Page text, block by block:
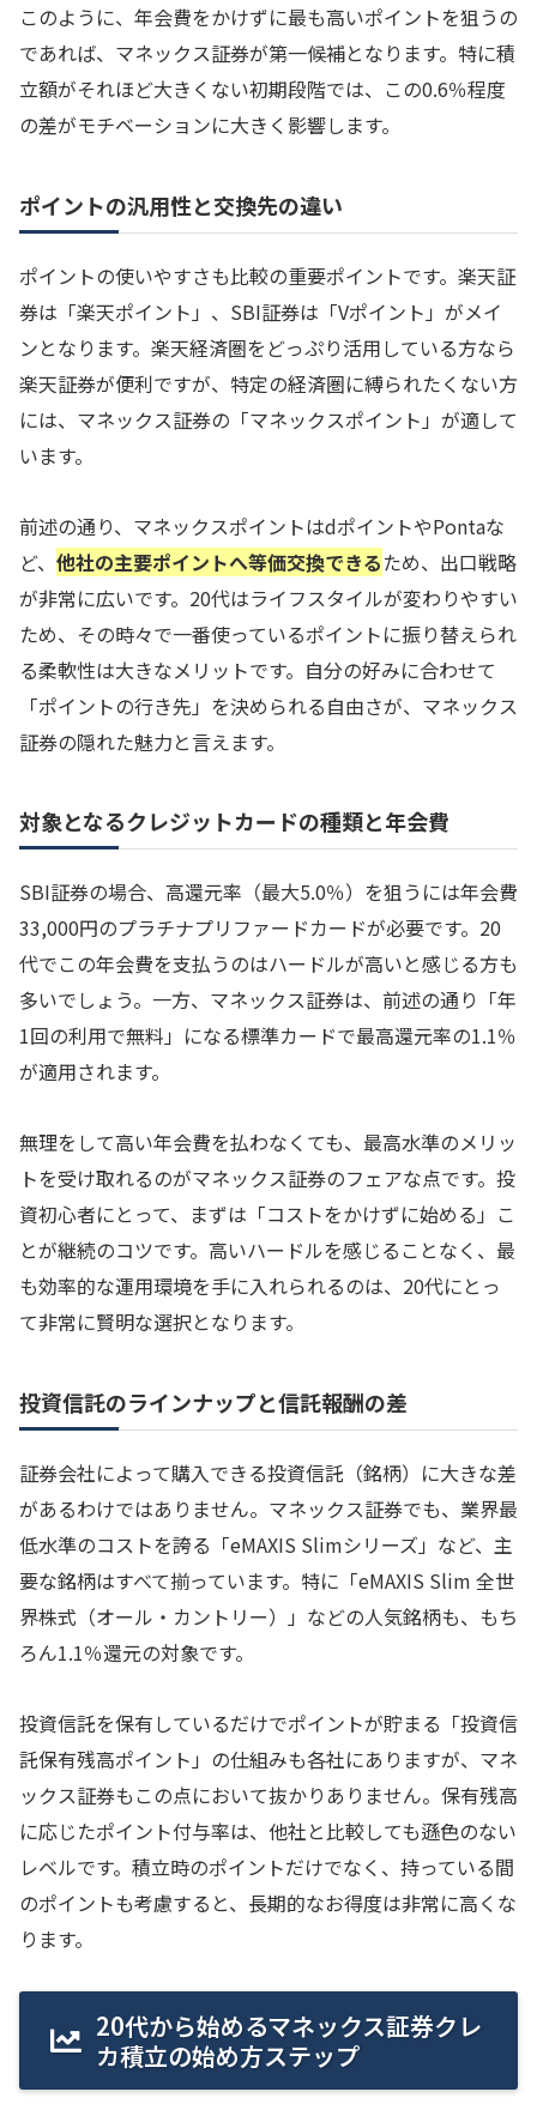
このように、年会費をかけずに最も高いポイントを狙うの
であれば、マネックス証券が第一候補となります。特に積
立額がそれほど大きくない初期段階では、この0.6％程度
の差がモチベーションに大きく影響します。
ポイントの汎用性と交換先の違い
ポイントの使いやすさも比較の重要ポイントです。楽天証
券は「楽天ポイント」、SBI証券は「Vポイント」がメイ
ンとなります。楽天経済圏をどっぷり活用している方なら
楽天証券が便利ですが、特定の経済圏に縛られたくない方
には、マネックス証券の「マネックスポイント」が適して
います。
前述の通り、マネックスポイントはdポイントやPontaな
ど、 他社の主要ポイントへ等価交換できるため、出口戦略
が非常に広いです。20代はライフスタイルが変わりやすい
ため、その時々で一番使っているポイントに振り替えられ
る柔軟性は大きなメリットです。自分の好みに合わせて
「ポイントの行き先」を決められる自由さが、マネックス
証券の隠れた魅力と言えます。
対象となるクレジットカードの種類と年会費
SBI証券の場合、高還元率（最大5.0％）を狙うには年会費
33,000円のプラチナプリファードカードが必要です。20
代でこの年会費を支払うのはハードルが高いと感じる方も
多いでしょう。一方、マネックス証券は、前述の通り「年
1回の利用で無料」になる標準カードで最高還元率の1.1％
が適用されます。
無理をして高い年会費を払わなくても、最高水準のメリッ
トを受け取れるのがマネックス証券のフェアな点です。投
資初心者にとって、まずは「コストをかけずに始める」こ
とが継続のコツです。高いハードルを感じることなく、最
も効率的な運用環境を手に入れられるのは、20代にとっ
て非常に賢明な選択となります。
投資信託のラインナップと信託報酬の差
証券会社によって購入できる投資信託（銘柄）に大きな差
があるわけではありません。マネックス証券でも、業界最
低水準のコストを誇る「eMAXIS Slimシリーズ」など、主
要な銘柄はすべて揃っています。特に「eMAXIS Slim 全世
界株式（オール・カントリー）」などの人気銘柄も、もち
ろん1.1％還元の対象です。
投資信託を保有しているだけでポイントが貯まる「投資信
託保有残高ポイント」の仕組みも各社にありますが、マネ
ックス証券もこの点において抜かりありません。保有残高
に応じたポイント付与率は、他社と比較しても遜色のない
レベルです。積立時のポイントだけでなく、持っている間
のポイントも考慮すると、長期的なお得度は非常に高くな
ります。
20代から始めるマネックス証券クレ
カ積立の始め方ステップ